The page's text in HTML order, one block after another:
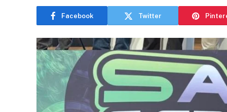
Facebook Twitter